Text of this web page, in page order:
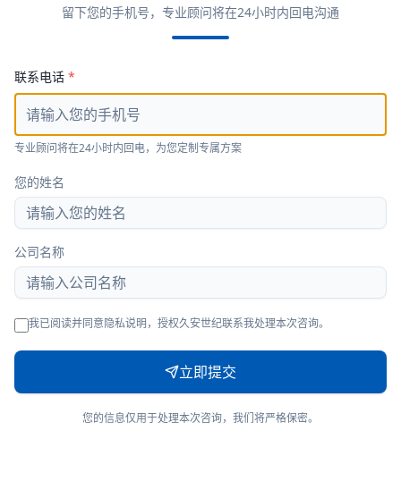
留下您的手机号，专业顾问将在24小时内回电沟通
联系电话 *
专业顾问将在24小时内回电，为您定制专属方案
您的姓名
公司名称
我已阅读并同意隐私说明，授权久安世纪联系我处理本次咨询。
立即提交
您的信息仅用于处理本次咨询，我们将严格保密。